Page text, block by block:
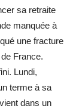
sa retraite
manquée à
une fracture
France.
Lundi,
terme à sa
dans un